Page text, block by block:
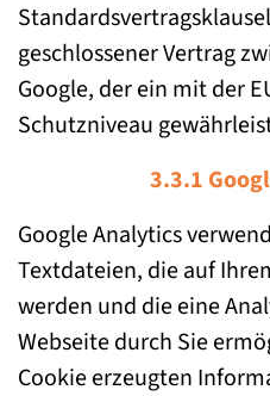
geschlossener Vertrag
Google, der ein mit der
Schutzniveau
3.3.1
Google Analytics
Textdateien, die auf
werden und die eine
Webseite durch Sie
Cookie erzeugten